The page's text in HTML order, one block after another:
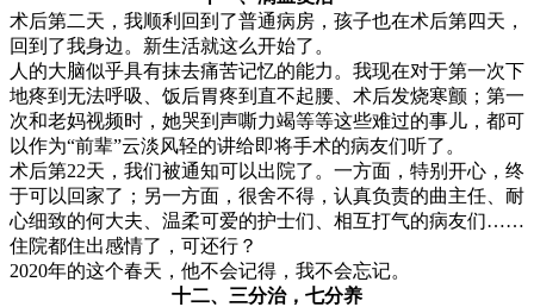
术后第二天，我顺利回到了普通病房，孩子也在术后第四天，
回到了我身边。新生活就这么开始了。
人的大脑似乎具有抹去痛苦记忆的能力。我现在对于第一次下
地疼到无法呼吸、饭后胃疼到直不起腰、术后发烧寒颤；第一
次和老妈视频时，她哭到声嘶力竭等等这些难过的事儿，都可
以作为“前辈”云淡风轻的讲给即将手术的病友们听了。
术后第22天，我们被通知可以出院了。一方面，特别开心，终
于可以回家了；另一方面，很舍不得，认真负责的曲主任、耐
心细致的何大夫、温柔可爱的护士们、相互打气的病友们……
住院都住出感情了，可还行？
2020年的这个春天，他不会记得，我不会忘记。
十二、三分治，七分养